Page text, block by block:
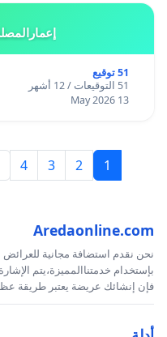
51 توقيع
51 التوقيعات / 12 أشهر
13 May 2026
1
2
3
4
Aredaonline.com
نحن نقدم استضافة مجانية للعرائض
بإستخدام خدمتناالمميزة،يتم
فإن إنشائك عريضة يعتبر طريقة